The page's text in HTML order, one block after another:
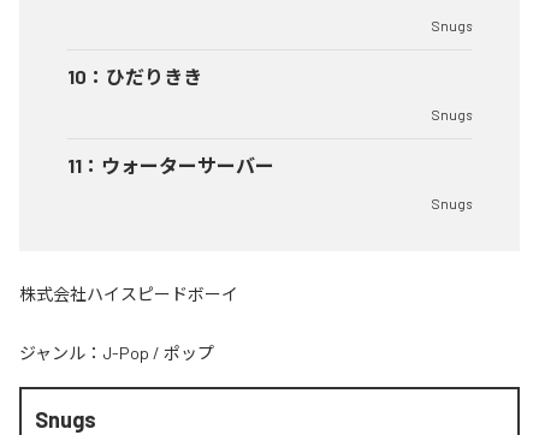
Snugs
10 ： ひだりきき
Snugs
11 ： ウォーターサーバー
Snugs
株式会社ハイスピードボーイ
ジャンル： J-Pop / ポップ
Snugs